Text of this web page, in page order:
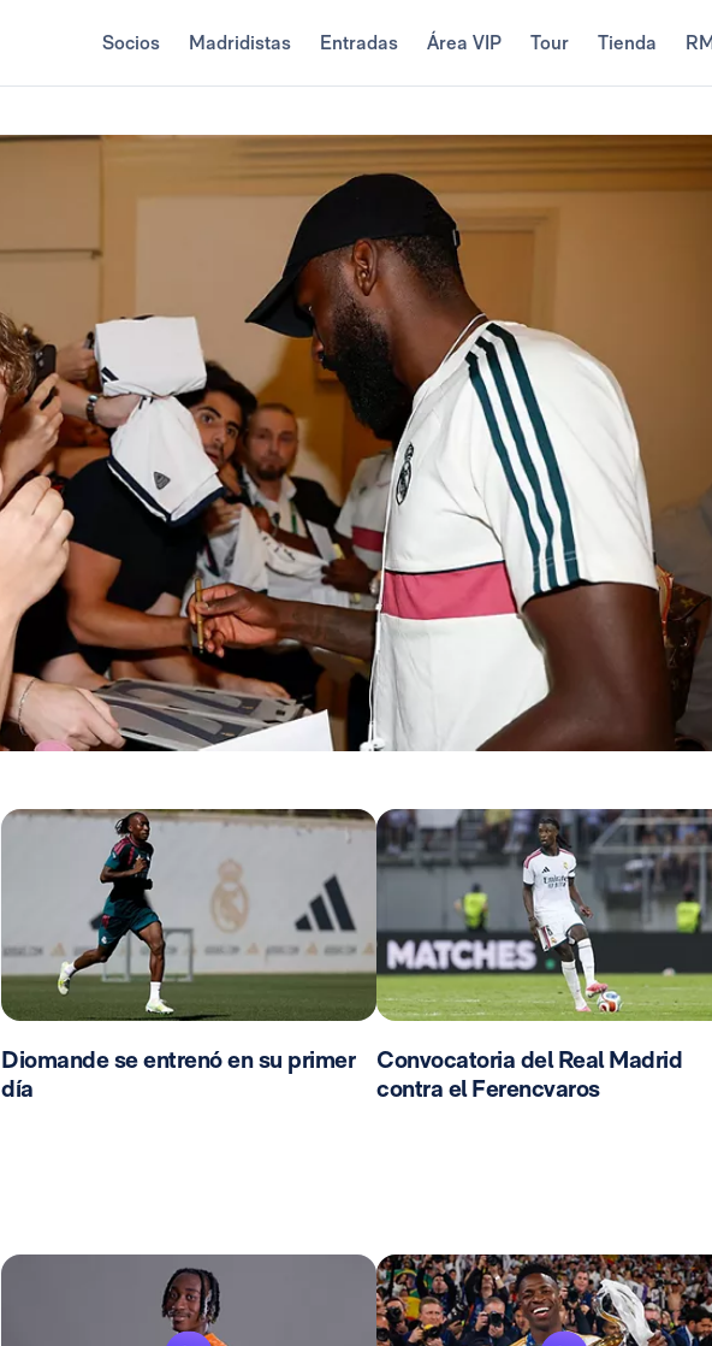
Socios Madridistas Entradas Área VIP Tour Tienda
Diomande se entrenó en su primer
día
Convocatoria del Real Madrid
contra el Ferencvaros